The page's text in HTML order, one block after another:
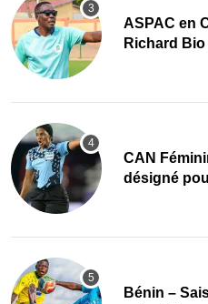
ASPAC en
Richard Bio
‎CAN
désigné
Bénin –